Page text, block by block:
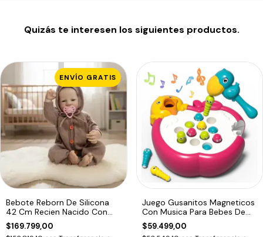
Quizás te interesen los siguientes productos.
ENVÍO GRATIS
Bebote Reborn De Silicona
42 Cm Recien Nacido Con
Accesorios
$169.799,00
Juego Gusanitos Magneticos
Con Musica Para Bebes De
Pesca
$59.499,00